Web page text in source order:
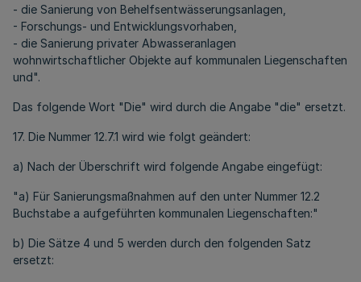
- die Sanierung von Behelfsentwässerungsanlagen,
- Forschungs- und Entwicklungsvorhaben,
- die Sanierung privater Abwasseranlagen
wohnwirtschaftlicher Objekte auf kommunalen Liegenschaften
und".
Das folgende Wort "Die" wird durch die Angabe "die" ersetzt.
17. Die Nummer 12.7.1 wird wie folgt geändert:
a) Nach der Überschrift wird folgende Angabe eingefügt:
"a) Für Sanierungsmaßnahmen auf den unter Nummer 12.2
Buchstabe a aufgeführten kommunalen Liegenschaften:"
b) Die Sätze 4 und 5 werden durch den folgenden Satz
ersetzt: